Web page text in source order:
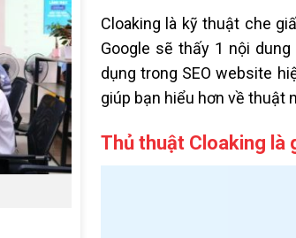
Cloaking là kỹ thuật che
Google sẽ thấy 1 nội
dụng trong SEO website
giúp bạn hiểu hơn về thuật
Thủ thuật Cloaking là